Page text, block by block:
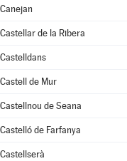
Canejan
Castellar de la Ribera
Castelldans
Castell de Mur
Castellnou de Seana
Castelló de Farfanya
Castellserà